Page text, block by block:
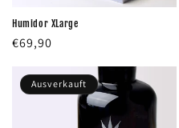
Humidor XLarge
Normaler
€69,90
Ausverkauft